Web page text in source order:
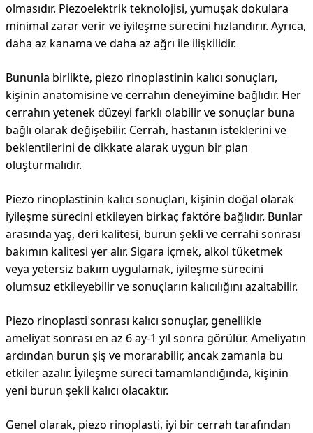
olmasıdır. Piezoelektrik teknolojisi, yumuşak dokulara
minimal zarar verir ve iyileşme sürecini hızlandırır. Ayrıca,
daha az kanama ve daha az ağrı ile ilişkilidir.
Bununla birlikte, piezo rinoplastinin kalıcı sonuçları,
kişinin anatomisine ve cerrahın deneyimine bağlıdır. Her
cerrahın yetenek düzeyi farklı olabilir ve sonuçlar buna
bağlı olarak değişebilir. Cerrah, hastanın isteklerini ve
beklentilerini de dikkate alarak uygun bir plan
oluşturmalıdır.
Piezo rinoplastinin kalıcı sonuçları, kişinin doğal olarak
iyileşme sürecini etkileyen birkaç faktöre bağlıdır. Bunlar
arasında yaş, deri kalitesi, burun şekli ve cerrahi sonrası
bakımın kalitesi yer alır. Sigara içmek, alkol tüketmek
veya yetersiz bakım uygulamak, iyileşme sürecini
olumsuz etkileyebilir ve sonuçların kalıcılığını azaltabilir.
Piezo rinoplasti sonrası kalıcı sonuçlar, genellikle
ameliyat sonrası en az 6 ay-1 yıl sonra görülür. Ameliyatın
ardından burun şiş ve morarabilir, ancak zamanla bu
etkiler azalır. İyileşme süreci tamamlandığında, kişinin
yeni burun şekli kalıcı olacaktır.
Genel olarak, piezo rinoplasti, iyi bir cerrah tarafından